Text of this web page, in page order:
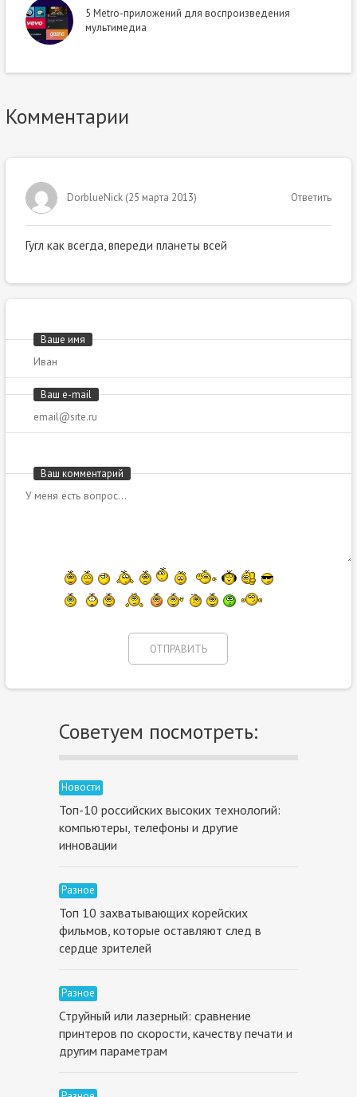
5 Metro-приложений для воспроизведения
мультимедиа
Комментарии
DorblueNick(25 марта 2013) Ответить
Гугл как всегда, впереди планеты всей
Ваше имя
Ваш e-mail
Ваш комментарий
Советуем посмотреть:
Новости
Топ-10 российских высоких технологий:
компьютеры, телефоны и другие
инновации
Разное
Топ 10 захватывающих корейских
фильмов, которые оставляют след в
сердце зрителей
Разное
Струйный или лазерный: сравнение
принтеров по скорости, качеству печати и
другим параметрам